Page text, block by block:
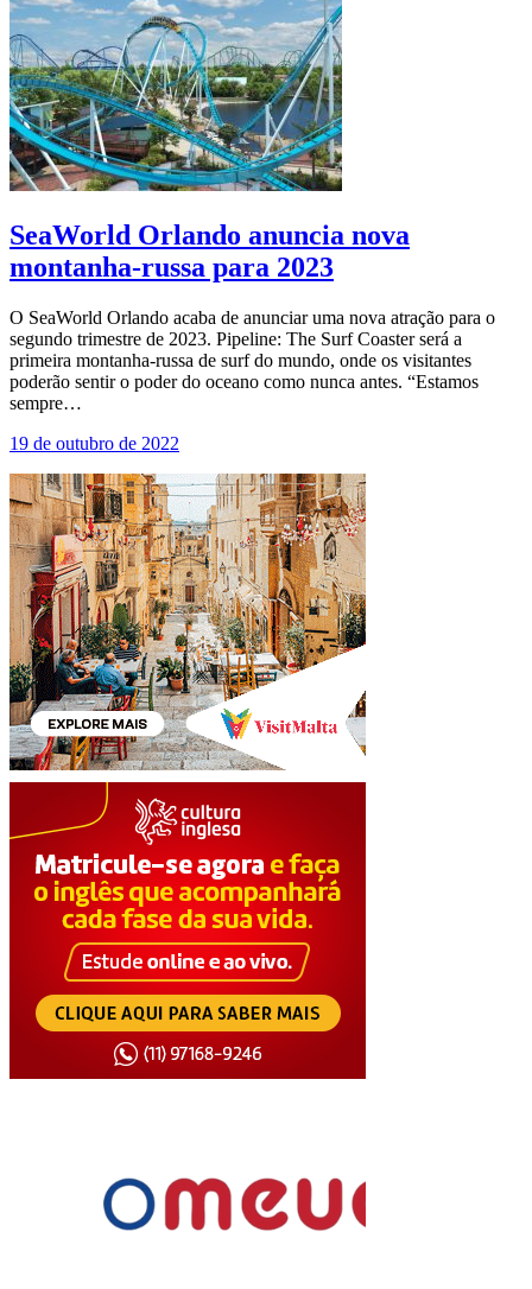
SeaWorld Orlando anuncia nova
montanha-russa para 2023
O SeaWorld Orlando acaba de anunciar uma nova atração para o
segundo trimestre de 2023. Pipeline: The Surf Coaster será a
primeira montanha-russa de surf do mundo, onde os visitantes
poderão sentir o poder do oceano como nunca antes. “Estamos
sempre…
19 de outubro de 2022